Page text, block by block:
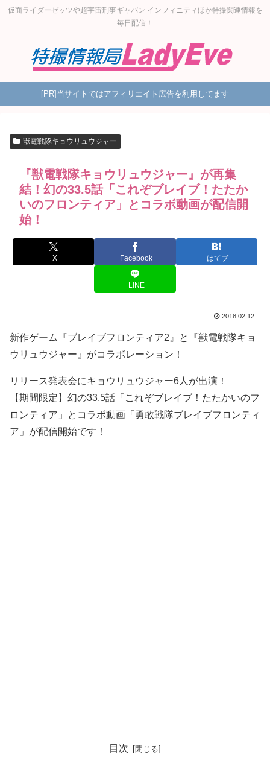
仮面ライダーゼッツや超宇宙刑事ギャバン インフィニティほか特撮関連情報を
毎日配信！
[PR]当サイトではアフィリエイト広告を利用してます
獣電戦隊キョウリュウジャー
『獣電戦隊キョウリュウジャー』が再集
結！幻の33.5話「これぞブレイブ！たたか
いのフロンティア」とコラボ動画が配信開
始！
X Facebook はてブ
LINE
2018.02.12
新作ゲーム『ブレイブフロンティア2』と『獣電戦隊キョ
ウリュウジャー』がコラボレーション！
リリース発表会にキョウリュウジャー6人が出演！
【期間限定】幻の33.5話「これぞブレイブ！たたかいのフ
ロンティア」とコラボ動画「勇敢戦隊ブレイブフロンティ
ア」が配信開始です！
目次